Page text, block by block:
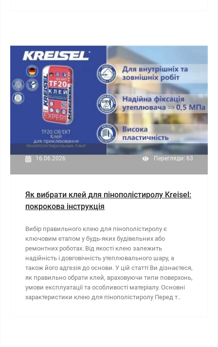
16.06.2026 Перегляди: 63
Як вибрати клей для пінополістиролу Kreisel:
покрокова інструкція
Вибір правильного клею для пінополістиролу є
ключовим етапом у будь-яких будівельних або
ремонтних роботах. Від якості клею залежить
надійність і довговічність утеплювального шару, а
також його адгезія до основи. У цій статті Ви дізнаєтеся,
як правильно обрати клей, враховуючи типи поверхонь,
умови експлуатації та особливості матеріалу. Основні
характеристики клею для пінополістиролу Перед т..